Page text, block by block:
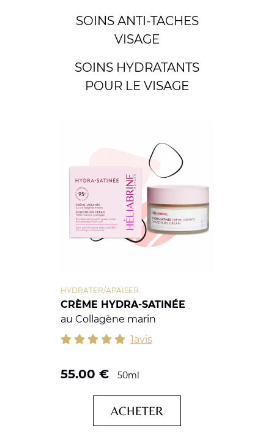
SOINS ANTI-TACHES
VISAGE
SOINS HYDRATANTS
POUR LE VISAGE
CRÈME HYDRA-SATINÉE
au Collagène marin
HYDRATER/APAISER
1avis
55.00 € 50ml
ACHETER